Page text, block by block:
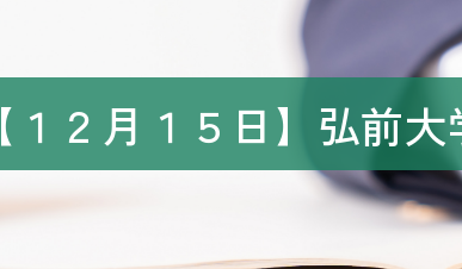
【１２月１５日】弘前